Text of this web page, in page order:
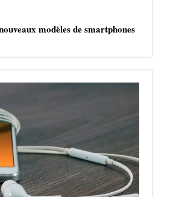
modèles de smartphones